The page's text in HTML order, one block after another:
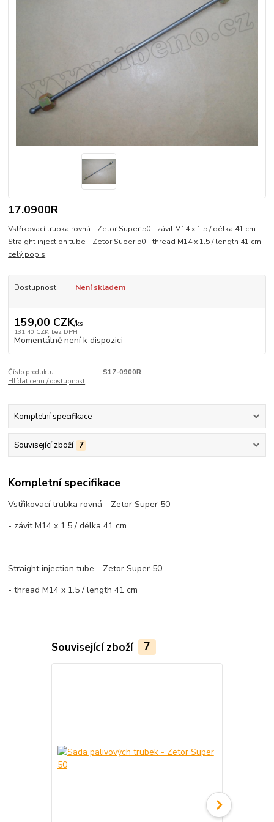
17.0900R
Vstřikovací trubka rovná - Zetor Super 50 - závit M14 x 1.5 / délka 41 cm
Straight injection tube - Zetor Super 50 - thread M14 x 1.5 / length 41 cm
celý popis
Dostupnost Není skladem
159,00 CZK/ks
131,40 CZK bez DPH
Momentálně není k dispozici
Číslo produktu:
S17-0900R
Hlídat cenu / dostupnost
Kompletní specifikace
Související zboží 7
Kompletní specifikace
Vstřikovací trubka rovná - Zetor Super 50
- závit M14 x 1.5 / délka 41 cm
Straight injection tube - Zetor Super 50
- thread M14 x 1.5 / length 41 cm
Související zboží 7